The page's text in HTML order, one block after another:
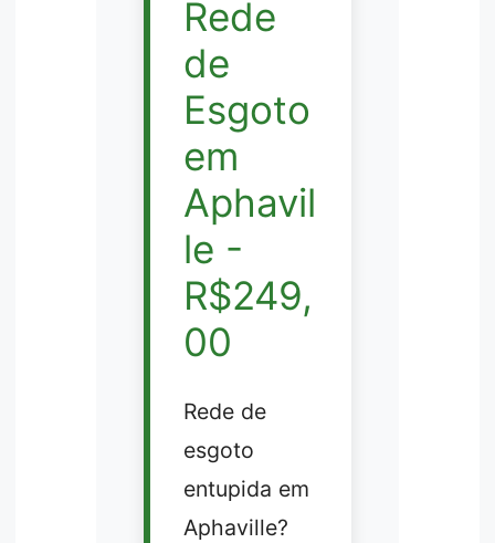
Rede
de
Esgoto
em
Aphavil
le -
R$249,
00
Rede de
esgoto
entupida em
Aphaville?